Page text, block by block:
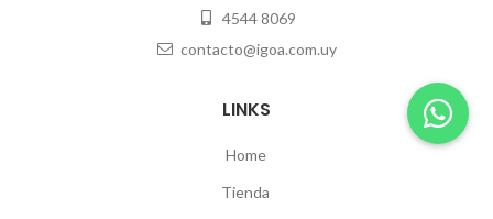
4544 8069
contacto@igoa.com.uy
LINKS
Home
Tienda